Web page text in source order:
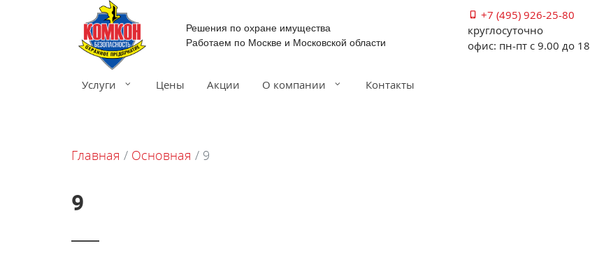
Решения по охране имущества
Работаем по Москве и Московской области
+7 (495) 926-25-80
круглосуточно
офис: пн-пт с 9.00 до
Услуги Цены Акции О компании Контакты
Главная / Основная / 9
9